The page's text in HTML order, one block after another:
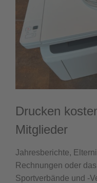
Drucken
Mitglieder
Jahresberichte,
Rechnungen oder
Sportverbände und -